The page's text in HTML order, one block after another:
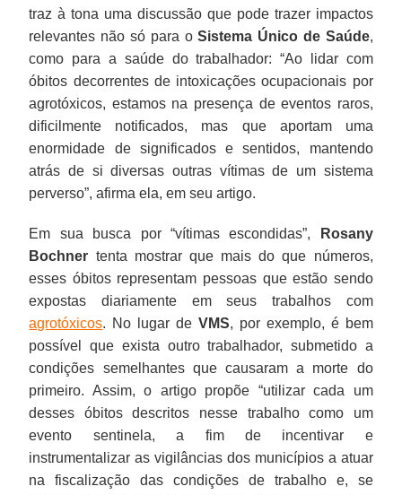
traz à tona uma discussão que pode trazer impactos
relevantes não só para oSistema Único de Saúde,
como para a saúde do trabalhador: “Ao lidar com
óbitos decorrentes de intoxicações ocupacionais por
agrotóxicos, estamos na presença de eventos raros,
dificilmente notificados, mas que aportam uma
enormidade de significados e sentidos, mantendo
atrás de si diversas outras vítimas de um sistema
perverso”, afirma ela, em seu artigo.
Em sua busca por “vítimas escondidas”,
Rosany
Bochner tenta mostrar que mais do que números,
esses óbitos representam pessoas que estão sendo
expostas diariamente em seus trabalhos com
agrotóxicos. No lugar de VMS, por exemplo, é bem
possível que exista outro trabalhador, submetido a
condições semelhantes que causaram a morte do
primeiro. Assim, o artigo propõe “utilizar cada um
desses óbitos descritos nesse trabalho como um
evento sentinela, a fim de incentivar e
instrumentalizar as vigilâncias dos municípios a atuar
na fiscalização das condições de trabalho e, se